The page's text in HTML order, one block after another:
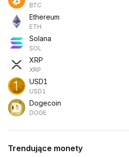
BTC
Ethereum
ETH
Solana
SOL
XRP
XRP
USD1
USD1
Dogecoin
DOGE
Trendujące monety